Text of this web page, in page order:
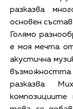
разказва
основен
Голямо
е моя мечта
акустична
разказва